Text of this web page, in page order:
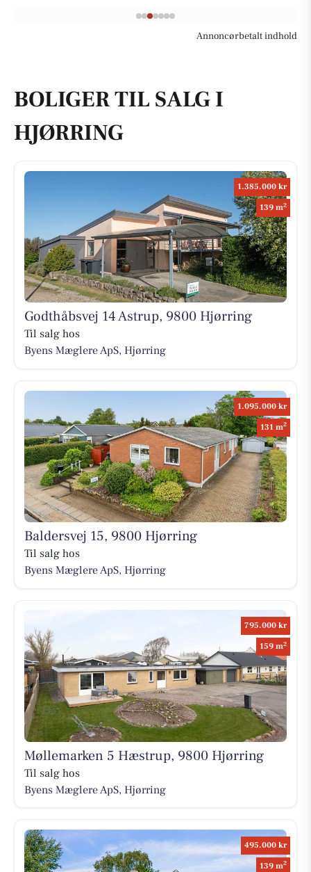
Annoncørbetalt indhold
BOLIGER TIL SALG I
HJØRRING
1.385.000 kr
139 m2
Godthåbsvej 14 Astrup, 9800 Hjørring
Til salg hos
Byens Mæglere ApS, Hjørring
1.095.000 kr
131 m2
Baldersvej 15, 9800 Hjørring
Til salg hos
Byens Mæglere ApS, Hjørring
795.000 kr
159 m2
Møllemarken 5 Hæstrup, 9800 Hjørring
Til salg hos
Byens Mæglere ApS, Hjørring
495.000 kr
139 m2